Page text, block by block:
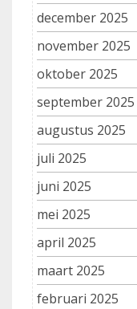
december 2025
november 2025
oktober 2025
september 2025
augustus 2025
juli 2025
juni 2025
mei 2025
april 2025
maart 2025
februari 2025